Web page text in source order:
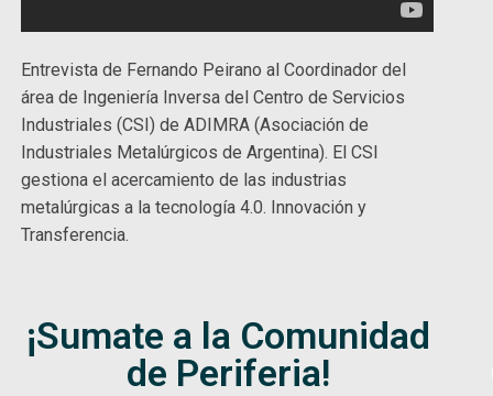
Entrevista de Fernando Peirano al Coordinador del
área de Ingeniería Inversa del Centro de Servicios
Industriales (CSI) de ADIMRA (Asociación de
Industriales Metalúrgicos de Argentina). El CSI
gestiona el acercamiento de las industrias
metalúrgicas a la tecnología 4.0. Innovación y
Transferencia.
¡Sumate a la Comunidad
de Periferia!